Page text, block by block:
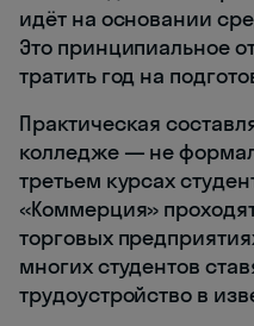
идёт на основании
Это принципиальное
тратить год на
Практическая
колледже — не
третьем курсах
«Коммерция»
торговых
многих студентов
трудоустройство в